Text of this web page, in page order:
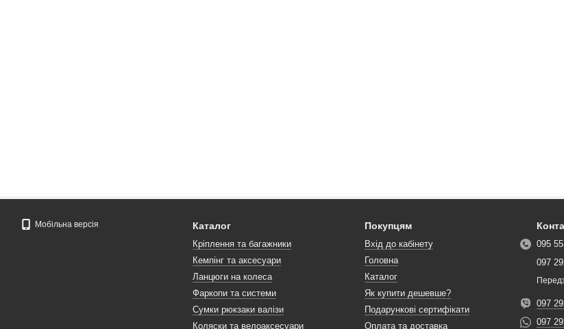
Мобільна версія Каталог
Кріплення та багажники
Кемпінг та аксесуари
Ланцюги на колеса
Фаркопи та системи
Сумки рюкзаки валізи
Коляски та велоаксесуари
Покупцям
Вхід до кабінету
Головна
Каталог
Як купити дешевше?
Подарункові сертифікати
Оплата та доставка
095
097
097
097